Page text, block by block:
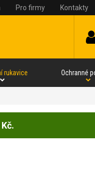
Pro firmy Kontakty
rukavice Ochranné